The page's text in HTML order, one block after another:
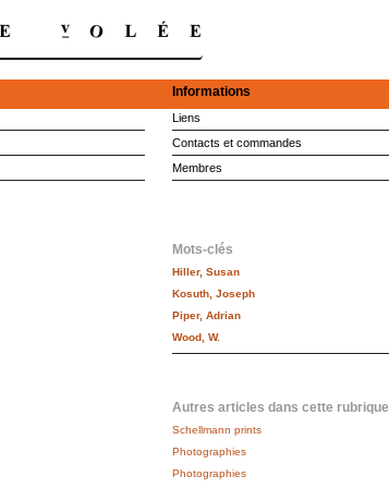
Informations
Liens
Contacts et commandes
Membres
Mots-clés
Hiller, Susan
Kosuth, Joseph
Piper, Adrian
Wood, W.
Autres articles dans cette rubrique
Schellmann prints
Photographies
Photographies